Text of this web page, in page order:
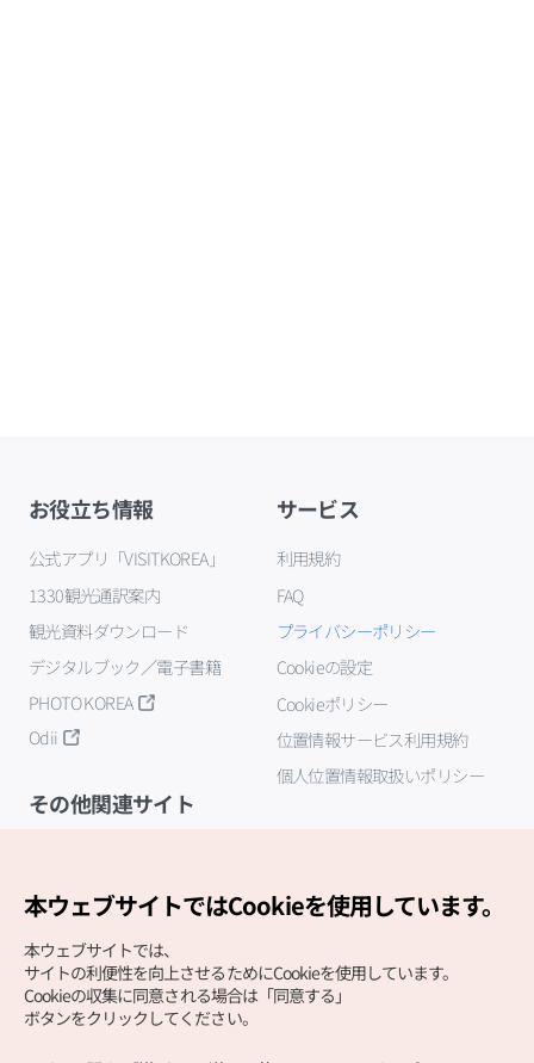
お役立ち情報
公式アプリ「VISITKOREA」
1330観光通訳案内
観光資料ダウンロード
デジタルブック／電子書籍
PHOTO KOREA
Odii
サービス
利用規約
FAQ
プライバシーポリシー
Cookieの設定
Cookieポリシー
位置情報サービス利用規約
個人位置情報取扱いポリシー
その他関連サイト
本ウェブサイトではCookieを使用しています。
本ウェブサイトでは、
サイトの利便性を向上させるためにCookieを使用しています。
Cookieの収集に同意される場合は「同意する」
ボタンをクリックしてください。